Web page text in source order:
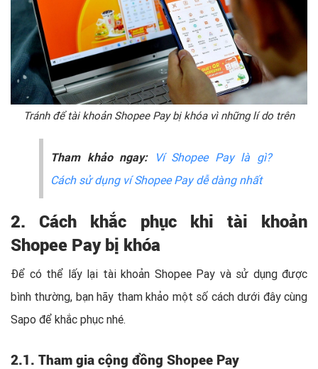
Tránh để tài khoản Shopee Pay bị khóa vì những lí do trên
Tham khảo ngay:
Ví Shopee Pay là gì?
Cách sử dụng ví Shopee Pay dễ dàng nhất
2. Cách khắc phục khi tài khoản
Shopee Pay bị khóa
Để có thể lấy lại tài khoản Shopee Pay và sử dụng được
bình thường, bạn hãy tham khảo một số cách dưới đây cùng
Sapo để khắc phục nhé.
2.1. Tham gia cộng đồng Shopee Pay